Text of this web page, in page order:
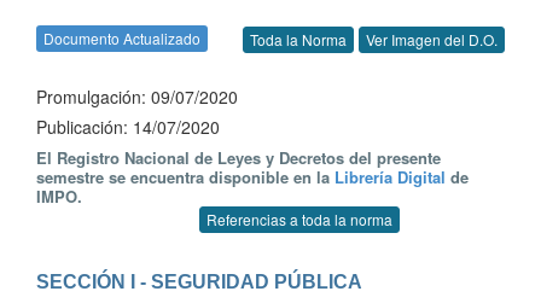
Documento Actualizado Toda la Norma Ver Imagen del D.O.
Promulgación: 09/07/2020
Publicación: 14/07/2020
El Registro Nacional de Leyes y Decretos del presente
semestre se encuentra disponible en la Librería Digital de
IMPO.
Referencias a toda la norma